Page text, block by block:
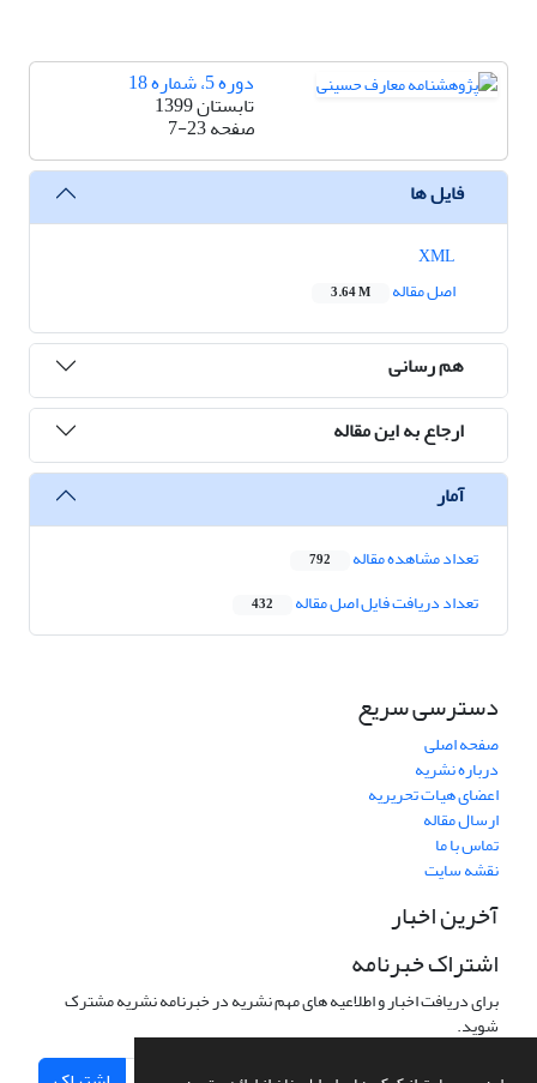
دوره 5، شماره 18
تابستان 1399
صفحه7-23
فایل ها
اصل مقاله
3.64 M
هم رسانی
ارجاع به این مقاله
آمار
تعداد مشاهده مقاله 792
تعداد دریافت فایل اصل مقاله 432
دسترسی سریع
صفحه اصلی
درباره نشریه
اعضای هیات تحریریه
ارسال مقاله
تماس با ما
نقشه سایت
آخرین اخبار
اشتراک خبرنامه
برای دریافت اخبار و اطلاعیه های مهم نشریه در خبرنامه نشریه مشترک
شوید.